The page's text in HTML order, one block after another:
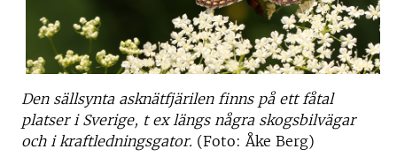
Den sällsynta asknätfjärilen finns på ett fåtal
platser i Sverige, t ex längs några skogsbilvägar
och i kraftledningsgator. (Foto: Åke Berg)